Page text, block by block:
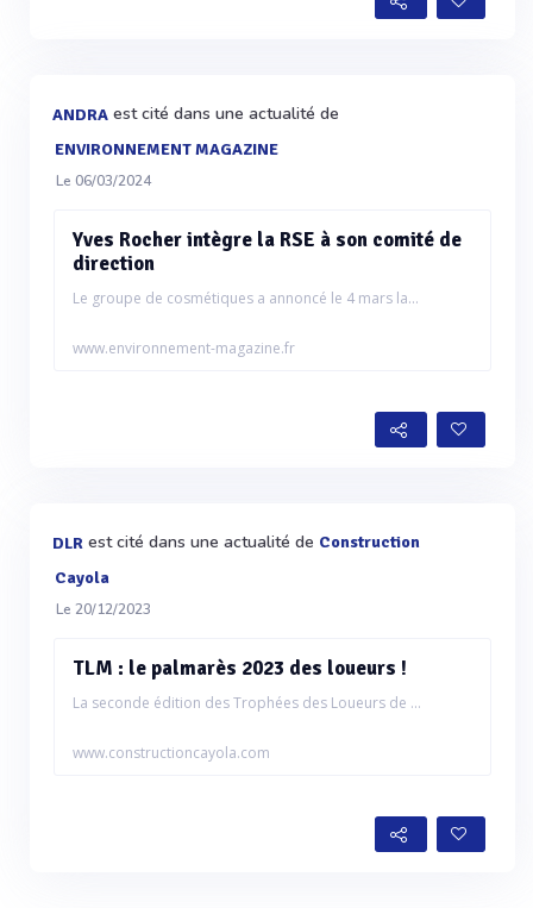
ANDRA est cité dans une actualité de
ENVIRONNEMENT MAGAZINE
Le 06/03/2024
Yves Rocher intègre la RSE à son comité de
direction
Le groupe de cosmétiques a annoncé le 4 mars la...
www.environnement-magazine.fr
DLR est cité dans une actualité de Construction
Cayola
Le 20/12/2023
TLM : le palmarès 2023 des loueurs !
La seconde édition des Trophées des Loueurs de ...
www.constructioncayola.com